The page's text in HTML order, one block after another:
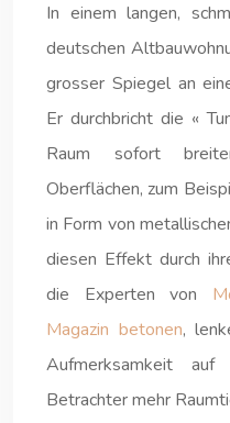
In einem langen,
deutschen
grosser Spiegel an
Er durchbricht die «
Raum sofort
Oberflächen, zum
in Form von
diesen Effekt durch
die Experten von
Magazin betonen,
Aufmerksamkeit
Betrachter mehr